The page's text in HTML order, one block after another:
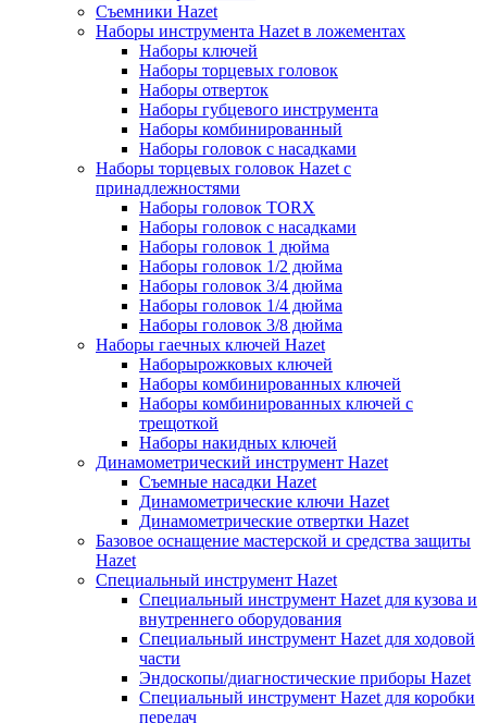
Съемники Hazet
Наборы инструмента Hazet в ложементах
Наборы ключей
Наборы торцевых головок
Наборы отверток
Наборы губцевого инструмента
Наборы комбинированный
Наборы головок с насадками
Наборы торцевых головок Hazet с
принадлежностями
Наборы головок TORX
Наборы головок с насадками
Наборы головок 1 дюйма
Наборы головок 1/2 дюйма
Наборы головок 3/4 дюйма
Наборы головок 1/4 дюйма
Наборы головок 3/8 дюйма
Наборы гаечных ключей Hazet
Наборырожковых ключей
Наборы комбинированных ключей
Наборы комбинированных ключей с
трещоткой
Наборы накидных ключей
Динамометрический инструмент Hazet
Съемные насадки Hazet
Динамометрические ключи Hazet
Динамометрические отвертки Hazet
Базовое оснащение мастерской и средства защиты
Hazet
Специальный инструмент Hazet
Специальный инструмент Hazet для кузова и
внутреннего оборудования
Специальный инструмент Hazet для ходовой
части
Эндоскопы/диагностические приборы Hazet
Специальный инструмент Hazet для коробки
передач